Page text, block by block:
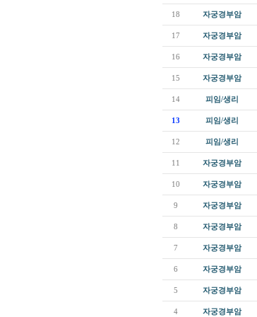
18 자궁경부암
17 자궁경부암
16 자궁경부암
15 자궁경부암
14 피임/생리
13 피임/생리
12 피임/생리
11 자궁경부암
10 자궁경부암
9 자궁경부암
8 자궁경부암
7 자궁경부암
6 자궁경부암
5 자궁경부암
4 자궁경부암